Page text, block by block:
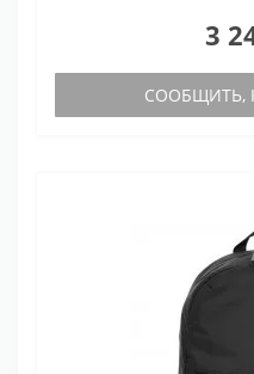
3
СООБЩИТЬ,